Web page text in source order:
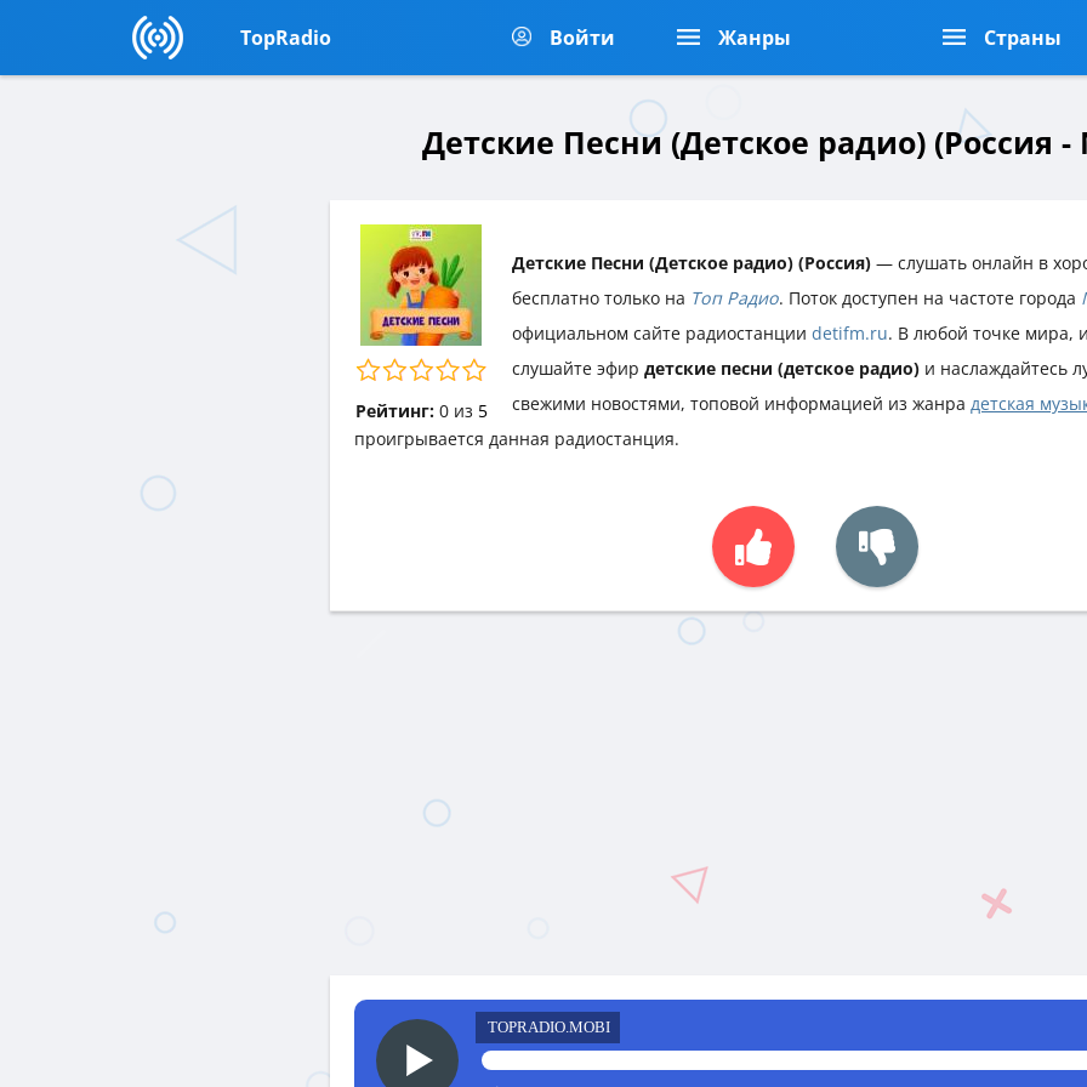
TopRadio Войти Жанры Страны
Детские Песни (Детское радио) (Россия -
Рейтинг: 0из 5
Детские Песни (Детское радио) (Россия) — слушать онлайн в
бесплатно только на Топ Радио. Поток доступен на частоте города
официальном сайте радиостанции detifm.ru. В любой точке мира,
слушайте эфир детские песни (детское радио) и наслаждайтесь
свежими новостями, топовой информацией из жанра детская
проигрывается данная радиостанция.
TOPRADIO.MOBI